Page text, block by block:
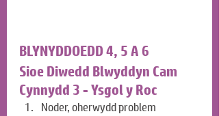
BLYNYDDOEDD 4, 5 A 6
Sioe Diwedd Blwyddyn Cam
Cynnydd 3 - Ysgol y Roc
Noder, oherwydd problem